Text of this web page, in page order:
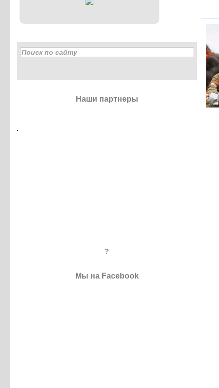
Наши партнеры
?
Мы на Facebook